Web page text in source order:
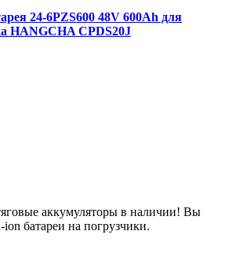
24-6PZS600 48V 600Ah для
HANGCHA CPDS20J
аккумуляторы в наличии! Вы
батареи на погрузчики.